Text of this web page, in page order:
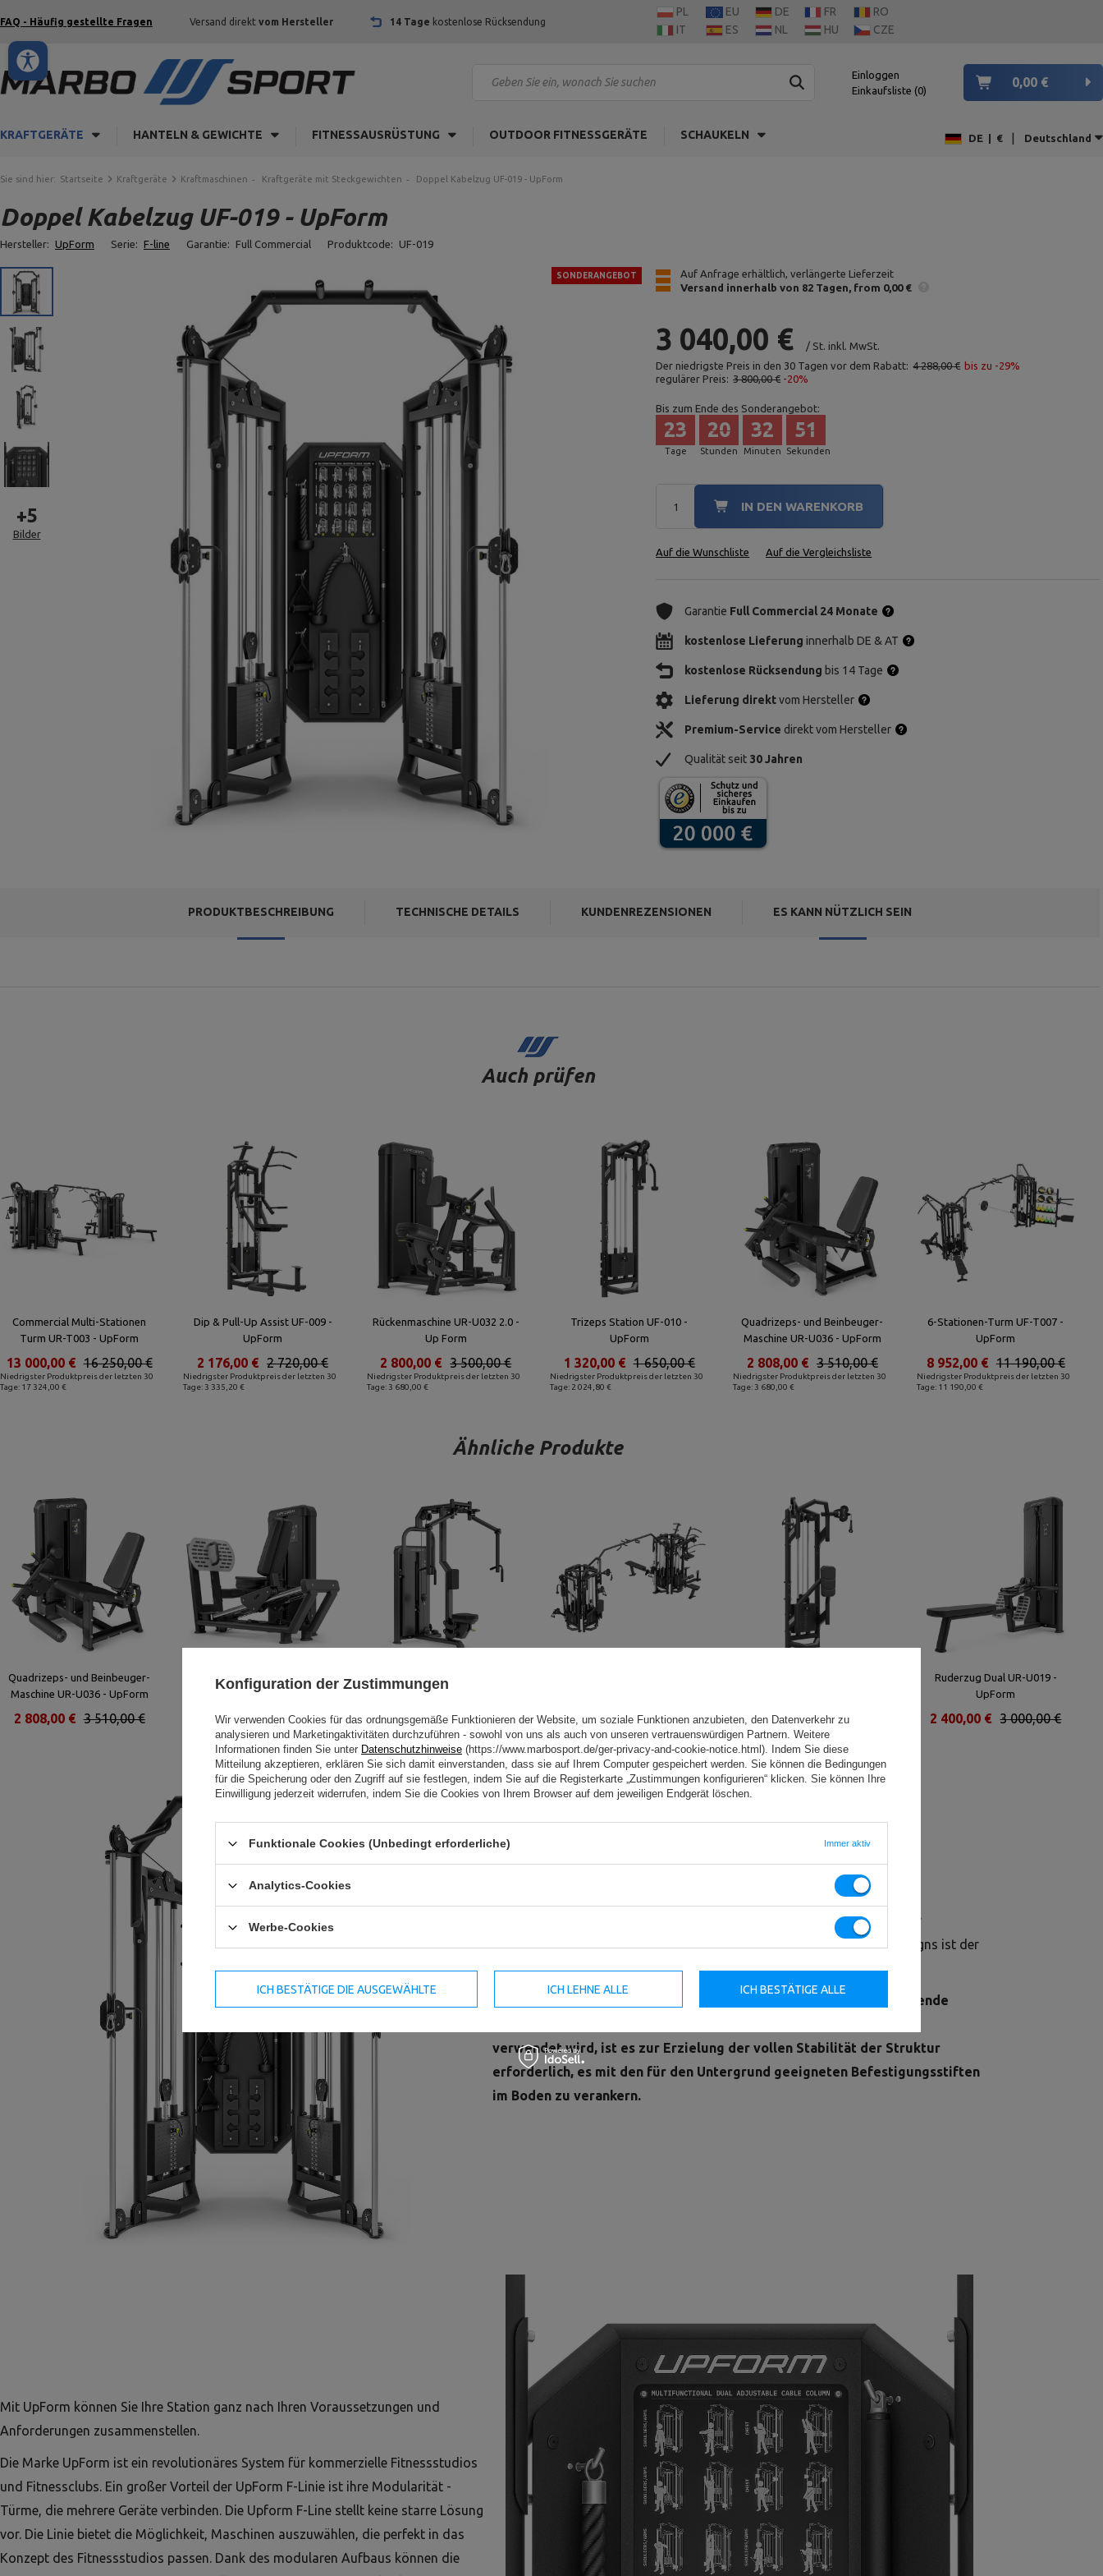
FAQ - Häufig gestellte Fragen Versand direkt vom Hersteller 14 Tage kostenlose Rücksendung
PL EU DE FR
RO
IT
ES NL HU CZE
Einloggen
Einkaufsliste 0
0,00 €
KRAFTGERÄTE HANTELN & GEWICHTE FITNESSAUSRÜSTUNG OUTDOOR FITNESSGERÄTE SCHAUKELN DE € | Deutschland
Sie sind hier: Startseite Kraftgeräte Kraftmaschinen Kraftgeräte mit Steckgewichten Doppel Kabelzug UF-019 - UpForm
Doppel Kabelzug UF-019 - UpForm
Hersteller: UpForm Serie: F-line Garantie: Full Commercial Produktcode: UF-019
+5
Bilder
SONDERANGEBOT
Auf Anfrage erhältlich, verlängerte Lieferzeit
Versand innerhalb von 82 Tagen from 0,00 €
3 040,00 € / St. inkl. MwSt.
Der niedrigste Preis in den 30 Tagen vor dem Rabatt: 4 288,00 € bis zu -29%
regulärer Preis: 3 800,00 € -20%
Bis zum Ende des Sonderangebot:
Tage
23
Stunden
20
Minuten
32
Sekunden
50
IN DEN WARENKORB
Auf die Wunschliste Auf die Vergleichsliste
Garantie Full Commercial 24 Monate
kostenlose Lieferung innerhalb DE & AT
kostenlose Rücksendung bis 14 Tage
Lieferung direktvom Hersteller
Premium-Service direkt vom Hersteller
Qualität seit 30 Jahren
PRODUKTBESCHREIBUNG TECHNISCHE DETAILS KUNDENREZENSIONEN ES KANN NÜTZLICH SEIN
Auch prüfen
Commercial Multi-Stationen
Turm UR-T003 - UpForm
Niedrigster Produktpreis der letzten 30
Tage: 17 324,00 €
16 250,00 €
13 000,00 €
Dip & Pull-Up Assist UF-009 -
UpForm
Niedrigster Produktpreis der letzten 30
Tage: 3 335,20 €
2 720,00 €
2 176,00 €
Rückenmaschine UR-U032 2.0 -
Up Form
Niedrigster Produktpreis der letzten 30
Tage: 3 680,00 €
3 500,00 €
2 800,00 €
Trizeps Station UF-010 -
UpForm
Niedrigster Produktpreis der letzten 30
Tage: 2 024,80 €
1 650,00 €
1 320,00 €
Quadrizeps- und Beinbeuger-
Maschine UR-U036 - UpForm
Niedrigster Produktpreis der letzten 30
Tage: 3 680,00 €
3 510,00 €
2 808,00 €
6-Stationen-Turm UF-T007 -
UpForm
Niedrigster Produktpreis der letzten 30
Tage: 11 190,00 €
11 190,00 €
8 952,00 €
Ähnliche Produkte
Quadrizeps- und Beinbeuger-
Maschine UR-U036 - UpForm
3 510,00 €
2 808,00 €
Horizontale Beinpresse UR-U022
- UpForm
4 050,00 €
3 240,00 €
Pec Fly und Heck Delt Maschine
UR-U021 - UpForm
3 510,00 €
2 808,00 € 18 960,00 €
15 168,00 € 2 500,00 €
2 000,00 €
Ruderzug Dual UR-U019 -
UpForm
3 000,00 €
2 400,00 €
Der Doppelkabelzug UF-019 ist ein professioneller Trainingsturm, der für
anspruchsvolle Benutzer entwickelt wurde. Dank des durchdachten Designs ist der
Kabelzug ideal für Kraft- und allgemeines Körpertraining.
HINWEIS: In Fällen, in denen das UF-019 als eigenständige, freistehende
verwendet wird, ist es zur Erzielung der vollen Stabilität der Struktur
erforderlich, es mit den für den Untergrund geeigneten Befestigungsstiften
im Boden zu verankern.
Mit UpForm können Sie Ihre Station ganz nach Ihren Voraussetzungen und
Anforderungen zusammenstellen.
Die Marke UpForm ist ein revolutionäres System für kommerzielle Fitnessstudios
und Fitnessclubs. Ein großer Vorteil der UpForm F-Linie ist ihre Modularität -
Türme, die mehrere Geräte verbinden. Die Upform F-Line stellt keine starre Lösung
vor. Die Linie bietet die Möglichkeit, Maschinen auszuwählen, die perfekt in das
Konzept des Fitnessstudios passen. Dank des modularen Aufbaus können die
Konfiguration der Zustimmungen
Wir verwenden Cookies für das ordnungsgemäße Funktionieren der Website, um soziale Funktionen anzubieten, den Datenverkehr zu
analysieren und Marketingaktivitäten durchzuführen - sowohl von uns als auch von unseren vertrauenswürdigen Partnern. Weitere
Informationen finden Sie unter Datenschutzhinweise (https://www.marbosport.de/ger-privacy-and-cookie-notice.html). Indem Sie diese
Mitteilung akzeptieren, erklären Sie sich damit einverstanden, dass sie auf Ihrem Computer gespeichert werden. Sie können die Bedingungen
für die Speicherung oder den Zugriff auf sie festlegen, indem Sie auf die Registerkarte „Zustimmungen konfigurieren“ klicken. Sie können Ihre
Einwilligung jederzeit widerrufen, indem Sie die Cookies von Ihrem Browser auf dem jeweiligen Endgerät löschen.
Funktionale Cookies (Unbedingt erforderliche) Immer aktiv
Analytics-Cookies
Werbe-Cookies
ICH BESTÄTIGE DIE AUSGEWÄHLTE ICH LEHNE ALLE ICH BESTÄTIGE ALLE